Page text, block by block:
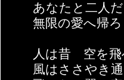
あなたと二人
無限の愛へ帰ろ
人は昔 空を飛
風はささやき